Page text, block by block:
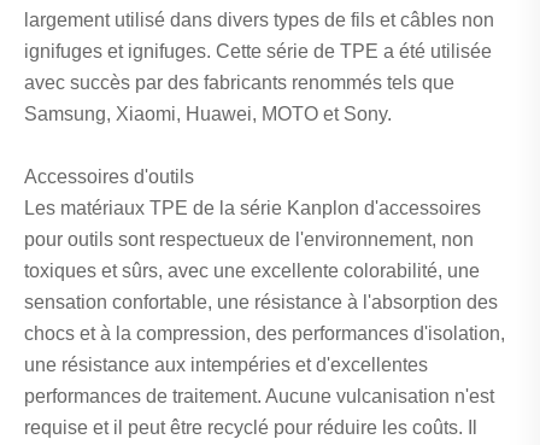
largement utilisé dans divers types de fils et câbles non
ignifuges et ignifuges. Cette série de TPE a été utilisée
avec succès par des fabricants renommés tels que
Samsung, Xiaomi, Huawei, MOTO et Sony.
Accessoires d'outils
Les matériaux TPE de la série Kanplon d'accessoires
pour outils sont respectueux de l'environnement, non
toxiques et sûrs, avec une excellente colorabilité, une
sensation confortable, une résistance à l'absorption des
chocs et à la compression, des performances d'isolation,
une résistance aux intempéries et d'excellentes
performances de traitement. Aucune vulcanisation n'est
requise et il peut être recyclé pour réduire les coûts. Il